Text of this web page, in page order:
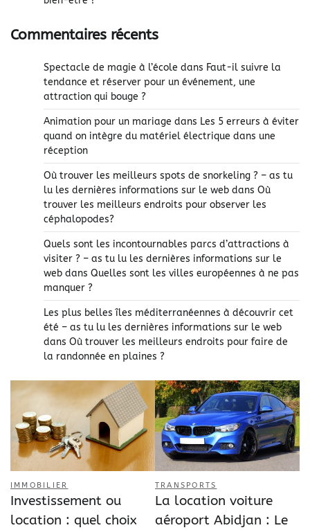
Commentaires récents
Spectacle de magie à l’école dans Faut-il suivre la
tendance et réserver pour un événement, une
attraction qui bouge ?
Animation pour un mariage dans Les 5 erreurs à éviter
quand on intègre du matériel électrique dans une
réception
Où trouver les meilleurs spots de snorkeling ? – as tu
lu les dernières informations sur le web dans Où
trouver les meilleurs endroits pour observer les
céphalopodes?
Quels sont les incontournables parcs d’attractions à
visiter ? – as tu lu les dernières informations sur le
web dans Quelles sont les villes européennes à ne pas
manquer ?
Les plus belles îles méditerranéennes à découvrir cet
été – as tu lu les dernières informations sur le web
dans Où trouver les meilleurs endroits pour faire de
la randonnée en plaines ?
IMMOBILIER
Investissement ou
location : quel choix
TRANSPORTS
La location voiture
aéroport Abidjan : Le